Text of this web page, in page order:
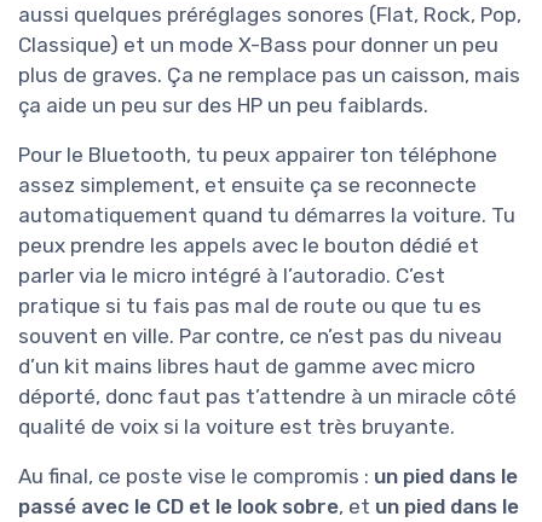
aussi quelques préréglages sonores (Flat, Rock, Pop,
Classique) et un mode X-Bass pour donner un peu
plus de graves. Ça ne remplace pas un caisson, mais
ça aide un peu sur des HP un peu faiblards.
Pour le Bluetooth, tu peux appairer ton téléphone
assez simplement, et ensuite ça se reconnecte
automatiquement quand tu démarres la voiture. Tu
peux prendre les appels avec le bouton dédié et
parler via le micro intégré à l’autoradio. C’est
pratique si tu fais pas mal de route ou que tu es
souvent en ville. Par contre, ce n’est pas du niveau
d’un kit mains libres haut de gamme avec micro
déporté, donc faut pas t’attendre à un miracle côté
qualité de voix si la voiture est très bruyante.
Au final, ce poste vise le compromis : un pied dans le
passé avec le CD et le look sobre, et un pied dans le